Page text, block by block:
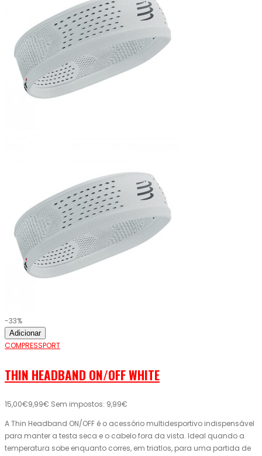
-33%
Adicionar
COMPRESSPORT
THIN HEADBAND ON/OFF WHITE
15,00€9,99€ Sem impostos: 9,99€
A Thin Headband ON/OFF é o acessório multidesportivo indispensável
para manter a testa seca e o cabelo fora da vista. Ideal quando a
temperatura sobe enquanto corres, em triatlos, para uma partida de